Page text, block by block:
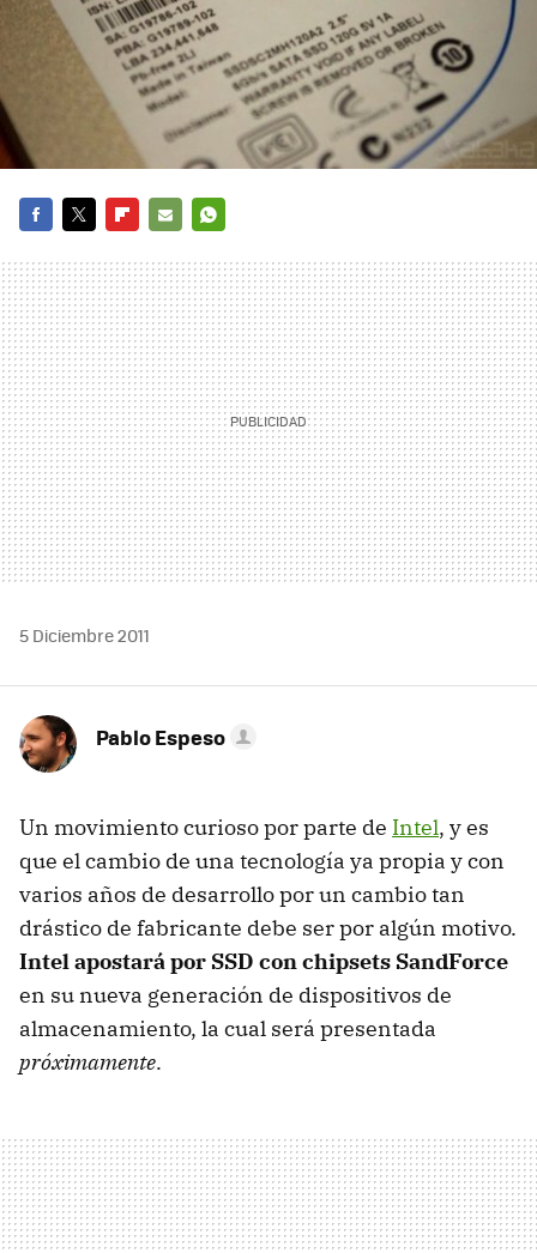
MAIL
5 Diciembre 2011
Pablo Espeso
Un movimiento curioso por parte de Intel, y es
que el cambio de una tecnología ya propia y con
varios años de desarrollo por un cambio tan
drástico de fabricante debe ser por algún motivo.
Intel apostará por SSD con chipsets SandForce
en su nueva generación de dispositivos de
almacenamiento, la cual será presentada
próximamente.